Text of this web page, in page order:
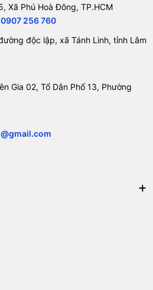
Xã Phú Hoà Đông, TP.HCM
0907 256 760
độc lập, xã Tánh Linh, tỉnh Lâm
Gia 02, Tổ Dân Phố 13, Phường